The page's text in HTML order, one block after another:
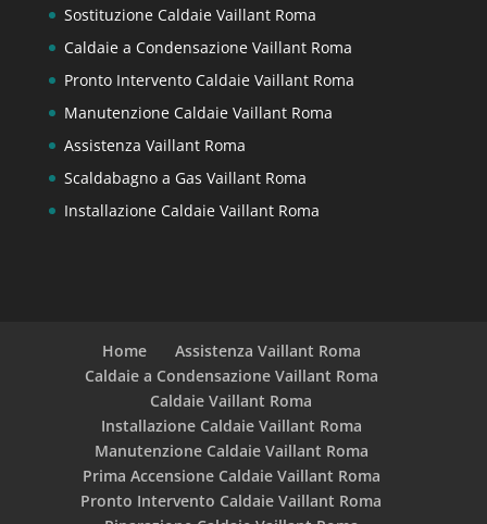
Sostituzione Caldaie Vaillant Roma
Caldaie a Condensazione Vaillant Roma
Pronto Intervento Caldaie Vaillant Roma
Manutenzione Caldaie Vaillant Roma
Assistenza Vaillant Roma
Scaldabagno a Gas Vaillant Roma
Installazione Caldaie Vaillant Roma
Home
Assistenza Vaillant Roma
Caldaie a Condensazione Vaillant Roma
Caldaie Vaillant Roma
Installazione Caldaie Vaillant Roma
Manutenzione Caldaie Vaillant Roma
Prima Accensione Caldaie Vaillant Roma
Pronto Intervento Caldaie Vaillant Roma